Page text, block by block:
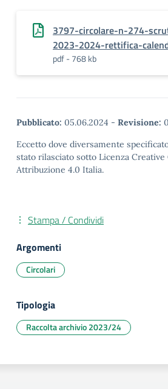
3797-circolare-n-274-
2023-2024-rettifica-
pdf - 768 kb
Pubblicato: 05.06.2024 - Revisione:
Eccetto dove diversamente
stato rilasciato sotto Licenza Creative
Attribuzione 4.0 Italia.
Stampa / Condividi
Argomenti
Circolari
Tipologia
Raccolta archivio 2023/24